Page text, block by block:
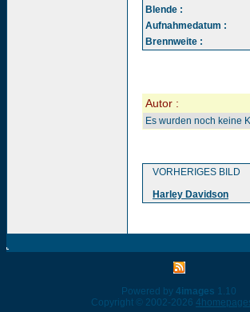
Blende :
Aufnahmedatum :
Brennweite :
Autor :
Es wurden noch keine
VORHERIGES BILD
Harley Davidson
Powered by 4images 1.10
Copyright © 2002-2026